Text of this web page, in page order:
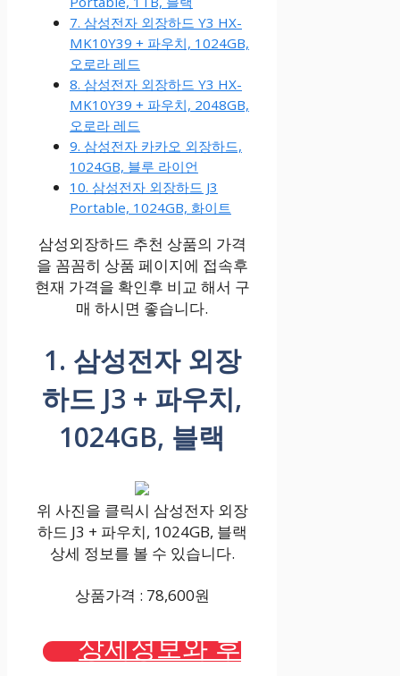
7. 삼성전자 외장하드 Y3 HX-
MK10Y39 + 파우치, 1024GB,
오로라 레드
8. 삼성전자 외장하드 Y3 HX-
MK10Y39 + 파우치, 2048GB,
오로라 레드
9. 삼성전자 카카오 외장하드,
1024GB, 블루 라이언
10. 삼성전자 외장하드 J3
Portable, 1024GB, 화이트
삼성외장하드 추천 상품의 가격
을 꼼꼼히 상품 페이지에 접속후
현재 가격을 확인후 비교 해서 구
매 하시면 좋습니다.
1. 삼성전자 외장
하드 J3 + 파우치,
1024GB, 블랙
위 사진을 클릭시 삼성전자 외장
하드 J3 + 파우치, 1024GB, 블랙
상세 정보를 볼 수 있습니다.
상품가격 : 78,600원
상세정보와 후